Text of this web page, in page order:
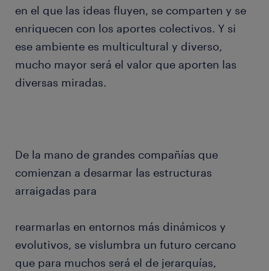
en el que las ideas fluyen, se comparten y se
enriquecen con los aportes colectivos. Y si
ese ambiente es multicultural y diverso,
mucho mayor será el valor que aporten las
diversas miradas.
De la mano de grandes compañías que
comienzan a desarmar las estructuras
arraigadas para
rearmarlas en entornos más dinámicos y
evolutivos, se vislumbra un futuro cercano
que para muchos será el de jerarquías,